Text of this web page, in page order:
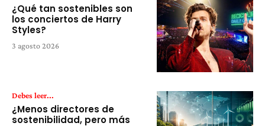
¿Qué tan sostenibles son
los conciertos de Harry
Styles?
3 agosto 2026
Debes leer...
¿Menos directores de
sostenibilidad, pero más